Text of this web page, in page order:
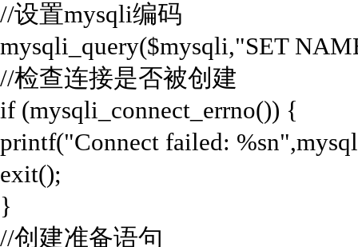
//设置mysqli编码
mysqli_query($mysqli,"SET
//检查连接是否被创建
if (mysqli_connect_errno()) {
printf("Connect failed:
exit();
}
//创建准备语句